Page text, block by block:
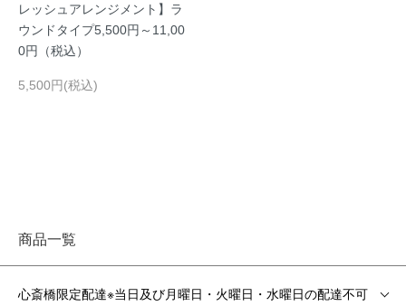
レッシュアレンジメント】ラ
ウンドタイプ5,500円～11,00
0円（税込）
5,500円(税込)
商品一覧
心斎橋限定配達※当日及び月曜日・火曜日・水曜日の配達不可